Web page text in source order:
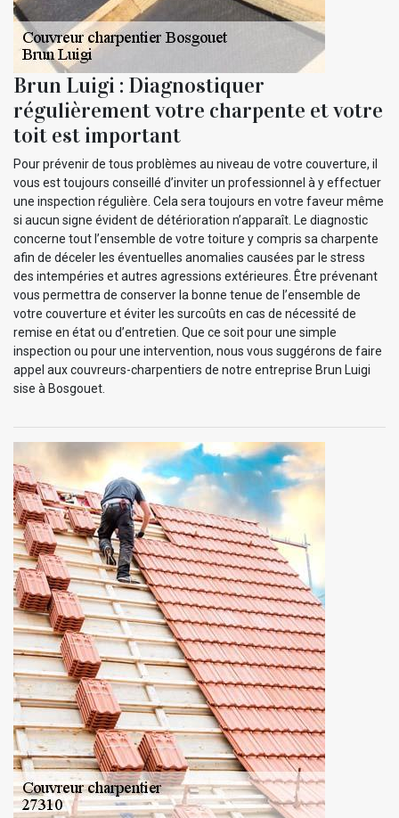
Brun Luigi : Diagnostiquer
régulièrement votre charpente et votre
toit est important
Pour prévenir de tous problèmes au niveau de votre couverture, il
vous est toujours conseillé d’inviter un professionnel à y effectuer
une inspection régulière. Cela sera toujours en votre faveur même
si aucun signe évident de détérioration n’apparaît. Le diagnostic
concerne tout l’ensemble de votre toiture y compris sa charpente
afin de déceler les éventuelles anomalies causées par le stress
des intempéries et autres agressions extérieures. Être prévenant
vous permettra de conserver la bonne tenue de l’ensemble de
votre couverture et éviter les surcoûts en cas de nécessité de
remise en état ou d’entretien. Que ce soit pour une simple
inspection ou pour une intervention, nous vous suggérons de faire
appel aux couvreurs-charpentiers de notre entreprise Brun Luigi
sise à Bosgouet.